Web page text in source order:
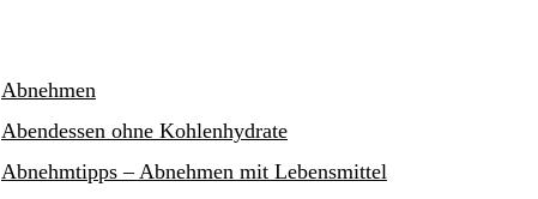
Abnehmen
Abendessen ohne Kohlenhydrate
Abnehmtipps – Abnehmen mit Lebensmittel